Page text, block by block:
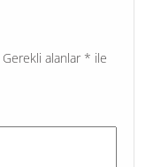
Gerekli alanlar * ile